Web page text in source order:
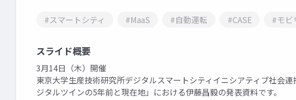
#スマートシティ #MaaS #自動運転 #CASE #モビ
スライド概要
3月14日（木）開催
東京大学生産技術研究所デジタルスマートシティイニシアティブ社会
ジタルツインの5年前と現在地」における伊藤昌毅の発表資料です。